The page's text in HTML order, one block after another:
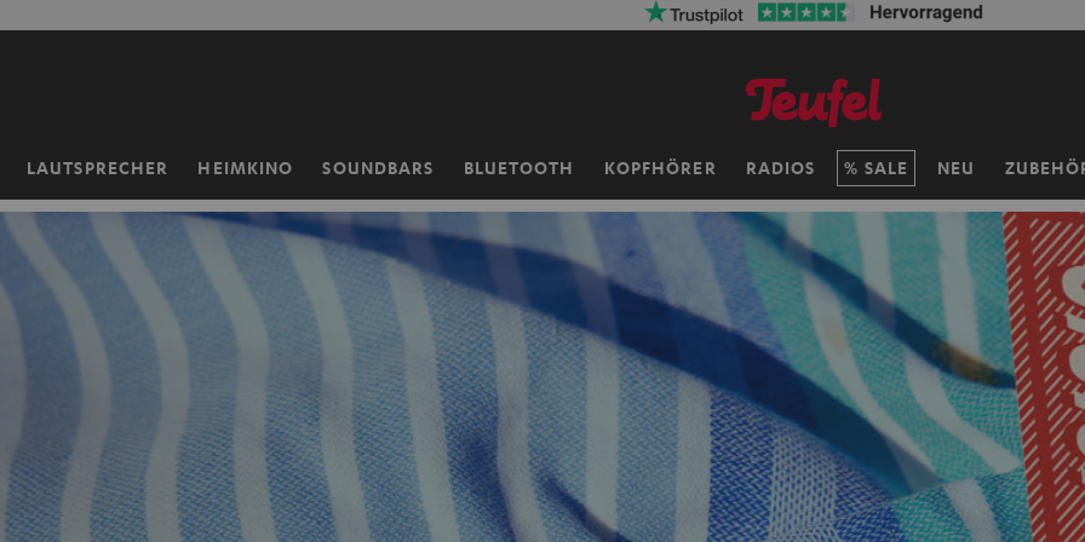
LAUTSPRECHER HEIMKINO SOUNDBARS BLUETOOTH KOPFHÖRER RADIOS SALE NEU
Startseite